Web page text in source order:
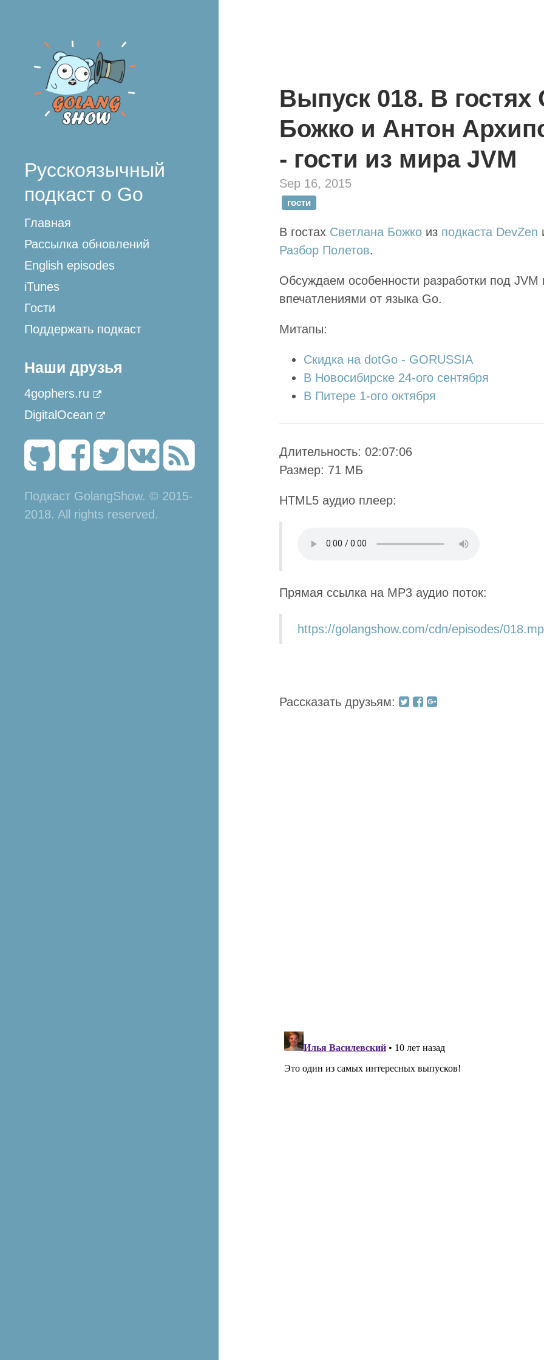
Русскоязычный
подкаст о Go
Главная
Рассылка обновлений
English episodes
iTunes
Гости
Поддержать подкаст
Наши друзья
4gophers.ru
DigitalOcean
Подкаст GolangShow. © 2015-
2018. All rights reserved.
Выпуск 018. В гостях
Божко и Антон
- гости из мира JVM
Sep 16, 2015
гости
В гостах Светлана Божко из подкаста DevZen
Разбор Полетов.
Обсуждаем особенности разработки под
впечатлениями от языка Go.
Митапы:
Скидка на dotGo - GORUSSIA
В Новосибирске 24-ого сентября
В Питере 1-ого октября
Длительность: 02:07:06
Размер: 71 МБ
HTML5 аудио плеер:
Прямая ссылка на MP3 аудио поток:
https://golangshow.com/cdn/episodes/
Рассказать друзьям: